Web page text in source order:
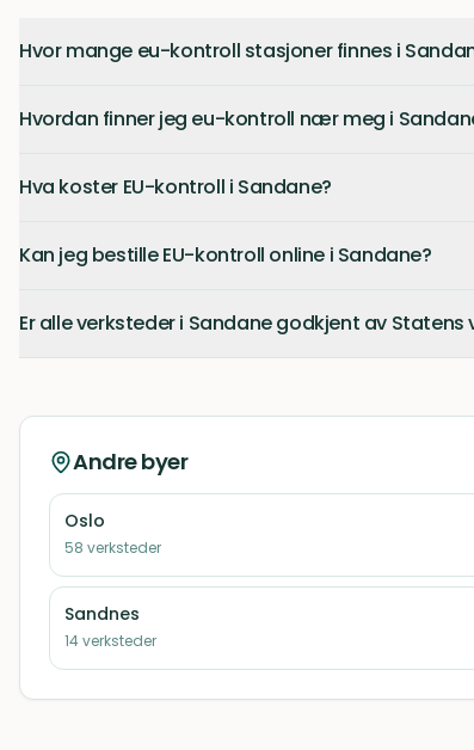
Hvor mange eu-kontroll stasjoner finnes i
Hvordan finner jeg eu-kontroll nær meg i
Hva koster EU-kontroll i Sandane?
Kan jeg bestille EU-kontroll online i Sandane?
Er alle verksteder i Sandane godkjent av Statens
Andre byer
Oslo
58 verksteder
Sandnes
14verksteder